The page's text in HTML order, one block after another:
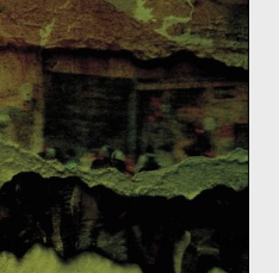
échappant à la
pressions étrangères
En 1899, les
un libre-échange total
»).
du dialogue israélo-palesti